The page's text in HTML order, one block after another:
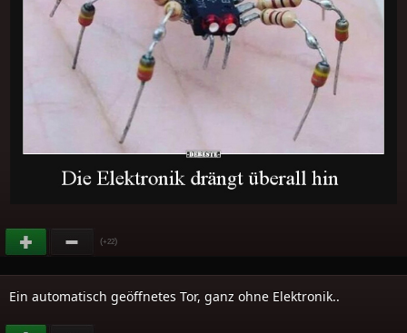
(+22)
Ein automatisch geöffnetes Tor, ganz ohne Elektronik..